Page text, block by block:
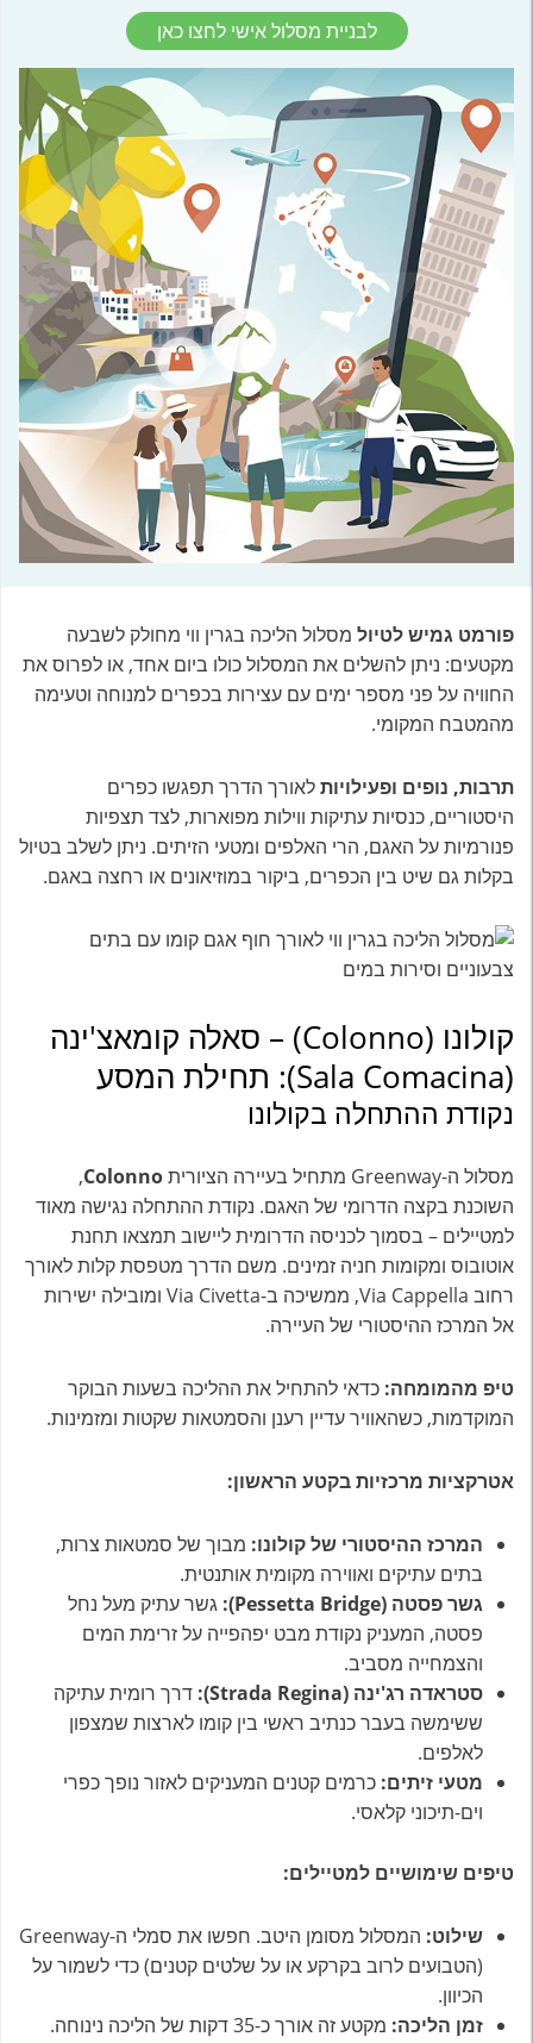
לבניית מסלול אישי לחצו כאן
פורמט גמיש לטיול מסלול הליכה בגרין ווי מחולק לשבעה
מקטעים: ניתן להשלים את המסלול כולו ביום אחד, או לפרוס את
החוויה על פני מספר ימים עם עצירות בכפרים למנוחה וטעימה
מהמטבח המקומי.
תרבות, נופים ופעילויותלאורך הדרך תפגשו כפרים
היסטוריים, כנסיות עתיקות ווילות מפוארות, לצד תצפיות
פנורמיות על האגם, הרי האלפים ומטעי הזיתים. ניתן לשלב בטיול
בקלות גם שיט בין הכפרים, ביקור במוזיאונים או רחצה באגם.
קולונו (Colonno) – סאלה קומאצ'ינה
(Sala Comacina): תחילת המסע
נקודת ההתחלה בקולונו
מסלול ה-Greenway מתחיל בעיירה הציורית Colonno
,
השוכנת בקצה הדרומי של האגם. נקודת ההתחלה נגישה מאוד
למטיילים – בסמוך לכניסה הדרומית ליישוב תמצאו תחנת
אוטובוס ומקומות חניה זמינים. משם הדרך מטפסת קלות לאורך
רחוב Via Cappella, ממשיכה ב-Via Civetta ומובילה ישירות
אל המרכז ההיסטורי של העיירה.
טיפ מהמומחה: כדאי להתחיל את ההליכה בשעות הבוקר
המוקדמות, כשהאוויר עדיין רענן והסמטאות שקטות ומזמינות.
אטרקציות מרכזיות בקטע הראשון:
המרכז ההיסטורי של קולונו: מבוך של סמטאות צרות,
בתים עתיקים ואווירה מקומית אותנטית.
גשר פסטה (Pessetta Bridge):
גשר עתיק מעל נחל
פסטה, המעניק נקודת מבט יפהפייה על זרימת המים
והצמחייה מסביב.
סטראדה רג'ינה (Strada Regina):
דרך רומית עתיקה
ששימשה בעבר כנתיב ראשי בין קומו לארצות שמצפון
לאלפים.
מטעי זיתים: כרמים קטנים המעניקים לאזור נופך כפרי
וים-תיכוני קלאסי.
טיפים שימושיים למטיילים:
שילוט:
המסלול מסומן היטב. חפשו את סמלי ה-Greenway
(הטבועים לרוב בקרקע או על שלטים קטנים) כדי לשמור על
הכיוון.
זמן הליכה: מקטע זה אורך כ-35 דקות של הליכה נינוחה.